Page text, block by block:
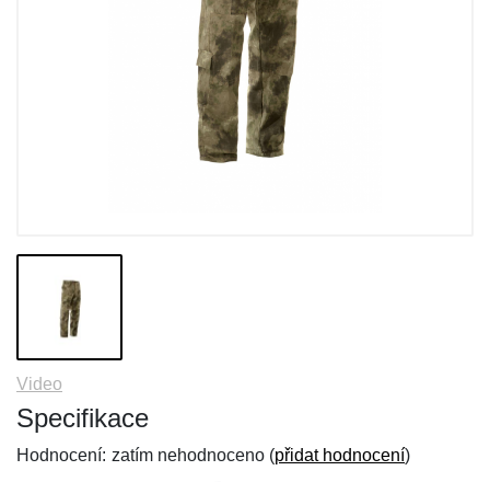
Video
Specifikace
Hodnocení: zatím nehodnoceno (přidat hodnocení)